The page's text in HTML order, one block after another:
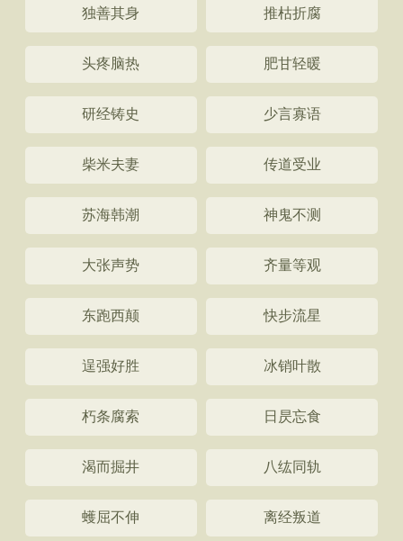
独善其身 推枯折腐
头疼脑热 肥甘轻暖
研经铸史 少言寡语
柴米夫妻 传道受业
苏海韩潮 神鬼不测
大张声势 齐量等观
东跑西颠 快步流星
逞强好胜 冰销叶散
朽条腐索 日昃忘食
渴而掘井 八纮同轨
蠖屈不伸 离经叛道